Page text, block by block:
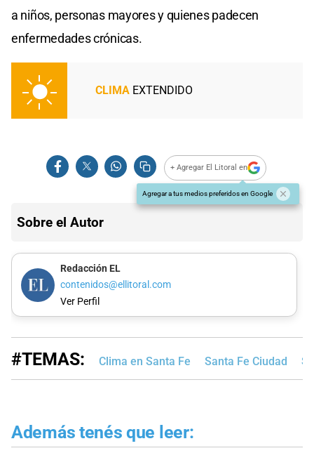
a niños, personas mayores y quienes padecen
enfermedades crónicas.
CLIMA EXTENDIDO
+ Agregar El Litoral en
Agregar a tus medios preferidos en Google
Sobre el Autor
Redacción EL
contenidos@ellitoral.com
Ver Perfil
#TEMAS: Clima en Santa Fe Santa Fe Ciudad
Además tenés que leer: